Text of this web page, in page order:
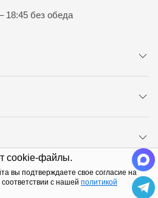
cookie-файлы.
вы подтверждаете свое согласие на
с нашей политикой
18:45 без обеда